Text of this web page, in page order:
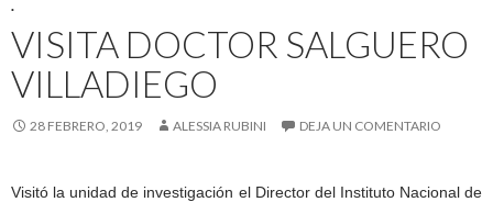
.
VISITA DOCTOR SALGUERO
VILLADIEGO
28 FEBRERO, 2019 ALESSIA RUBINI DEJA UN COMENTARIO
Visitó la unidad de investigación el Director del Instituto Nacional de